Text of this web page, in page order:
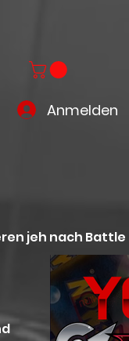
Anmelden
jeh nach Battle